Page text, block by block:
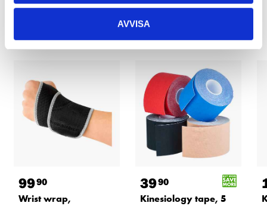
AVVISA
Other customers also bought
9990
Wrist wrap,
3990
Kinesiology tape, 5